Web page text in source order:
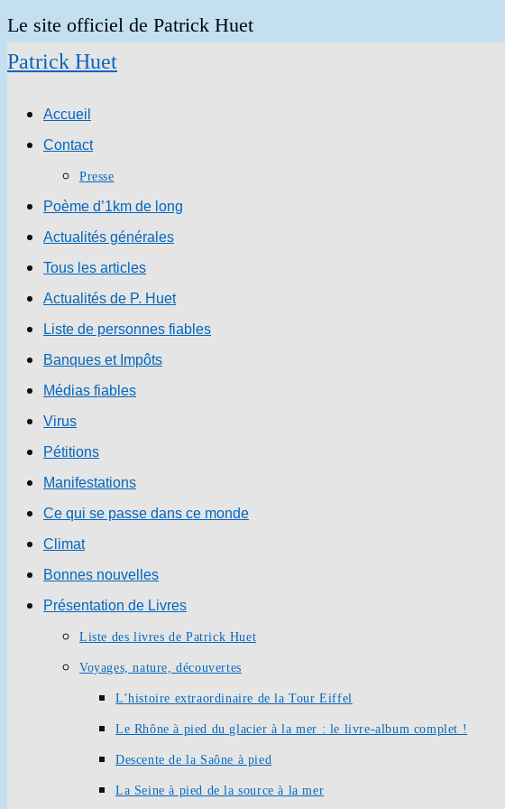
Skip
to
Le site officiel de Patrick Huet
Patrick Huet
Accueil
Contact
Presse
Poème d’1km de long
Actualités générales
Tous les articles
Actualités de P. Huet
Liste de personnes fiables
Banques et Impôts
Médias fiables
Virus
Pétitions
Manifestations
Ce qui se passe dans ce monde
Climat
Bonnes nouvelles
Présentation de Livres
Liste des livres de Patrick Huet
Voyages, nature, découvertes
L’histoire extraordinaire de la Tour Eiffel
Le Rhône à pied du glacier à la mer : le livre-album complet !
Descente de la Saône à pied
La Seine à pied de la source à la mer